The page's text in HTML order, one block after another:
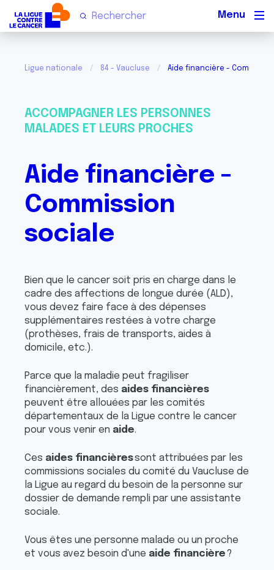
Ligue nationale 84 - Vaucluse Aide financière -
ACCOMPAGNER LES PERSONNES
MALADES ET LEURS PROCHES
Aide financière -
Commission
sociale
Bien que le cancer soit pris en charge dans le
cadre des affections de longue durée (ALD),
vous devez faire face à des dépenses
supplémentaires restées à votre charge
(prothèses, frais de transports, aides à
domicile, etc.).
Parce que la maladie peut fragiliser
financièrement, des aides financières
peuvent être allouées par les comités
départementaux de la Ligue contre le cancer
pour vous venir en aide.
Ces aides financièressont attribuées par les
commissions sociales du comité du Vaucluse de
la Ligue au regard du besoin de la personne sur
dossier de demande rempli par une assistante
sociale.
Vous êtes une personne malade ou un proche
et vous avez besoin d'une aide financière?